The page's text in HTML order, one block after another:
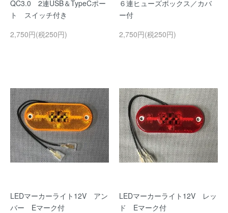
QC3.0 2連USB＆TypeCポー
ト スイッチ付き
2,750円(税250円)
６連ヒューズボックス／カバ
ー付
2,750円(税250円)
LEDマーカーライト12V アン
バー Eマーク付
LEDマーカーライト12V レッ
ド Eマーク付